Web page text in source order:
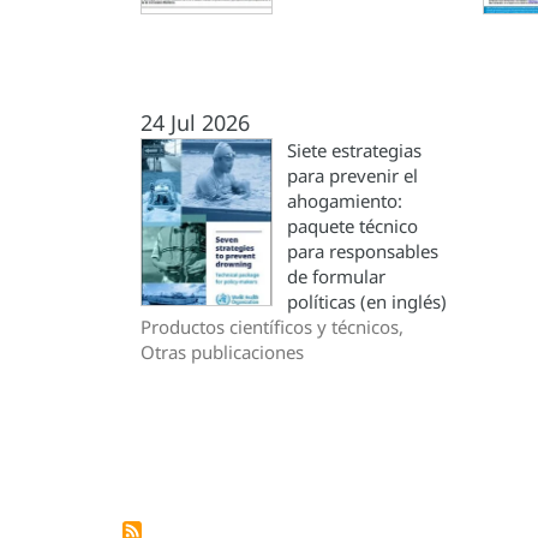
24 Jul 2026
Siete estrategias
para prevenir el
ahogamiento:
paquete técnico
para responsables
de formular
políticas (en inglés)
Productos científicos y técnicos,
Otras publicaciones